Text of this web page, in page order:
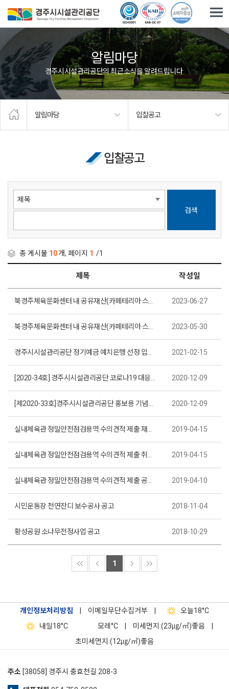
알림마당
경주시시설관리공단의 최근소식을 알려드립니다.
알림마당 입찰공고
입찰공고
검색
총 게시물 10개, 페이지 1 /1
제목 작성일
북경주체육문화센터 내 공유재산(카페테리아·스포츠용품점) 사용·수익허가 입찰 공고(재공고)(제2023-20호) 2023-06-27
북경주체육문화센터 내 공유재산(카페테리아·스포츠용품점) 사용·수익허가 입찰 공고(제2023-17호) 2023-05-30
2021-02-15
[2020-34호] 경주시시설관리공단 코로나19 대응백서 디자인 및 책자 제작 2020-12-09
2020-12-09
2019-04-15
2019-04-15
2019-04-10
시민운동장 천연잔디 보수공사 공고 2018-11-04
황성공원 소나무전정사업 공고 2018-10-29
1
개인정보처리방침 이메일무단수집거부 오늘18°C
내일18°C 모레 °C 미세먼지:(23㎍/㎥)좋음
초미세먼지:(12㎍/㎥)좋음
주소 [38058] 경주시 충효천길 208-3